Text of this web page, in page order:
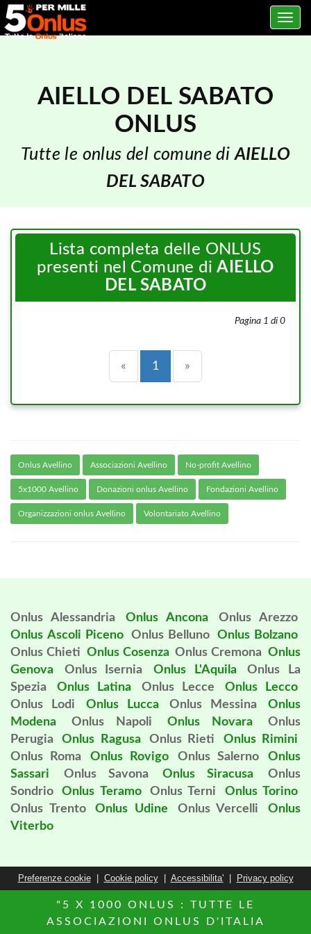
Toggle
AIELLO DEL SABATO
ONLUS
Tutte le onlus del comune diAIELLO
DEL SABATO
Lista completa delle ONLUS
presenti nel Comune diAIELLO
DEL SABATO
Pagina 1 di 0
« Precedente
1 (current)
»
Onlus Avellino Associazioni Avellino No-profit Avellino
5x1000 Avellino Donazioni onlus Avellino Fondazioni Avellino
Organizzazioni onlus Avellino Volontariato Avellino
Onlus Alessandria Onlus Ancona
Onlus Arezzo
Onlus Ascoli Piceno
Onlus Belluno
Onlus Bolzano
Onlus Chieti Onlus Cosenza Onlus Cremona Onlus
Genova
Onlus Isernia Onlus L'Aquila
Onlus La
Spezia
Onlus Latina Onlus Lecce
Onlus Lecco
Onlus Lodi
Onlus Lucca Onlus Messina
Onlus
Modena
Onlus Napoli Onlus Novara
Onlus
Perugia
Onlus Ragusa Onlus Rieti
Onlus Rimini
Onlus Roma
Onlus Rovigo Onlus Salerno
Onlus
Sassari
Onlus Savona Onlus Siracusa
Onlus
Sondrio
Onlus Teramo Onlus Terni
Onlus Torino
Onlus Trento
Onlus Udine Onlus Vercelli
Onlus
Viterbo
Preferenze cookie| Cookie policy| Accessibilita'| Privacy policy
"5 X 1000 ONLUS : TUTTE LE
ASSOCIAZIONI ONLUS D'ITALIA